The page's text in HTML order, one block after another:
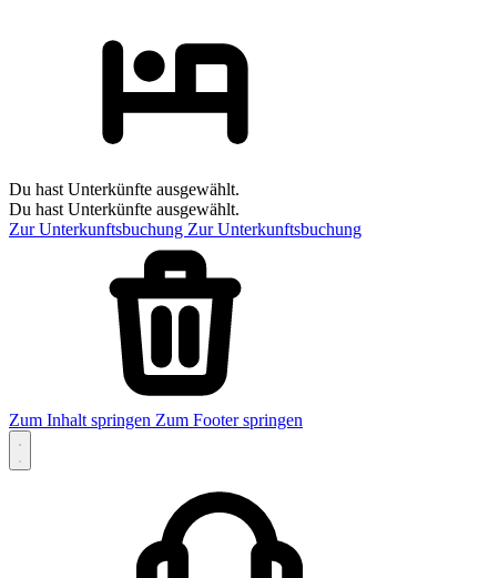
Du hast Unterkünfte ausgewählt.
Du hast Unterkünfte ausgewählt.
Zur Unterkunftsbuchung Zur Unterkunftsbuchung
Zum Inhalt springen Zum Footer springen